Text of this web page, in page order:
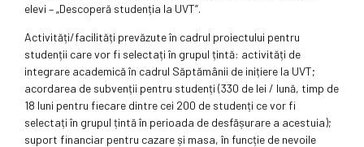
elevi – „Descoperă studenția la UVT”.
Activități/facilități prevăzute în cadrul proiectului pentru
studenții care vor fi selectați în grupul țintă: activități de
integrare academică în cadrul Săptămânii de inițiere la UVT;
acordarea de subvenții pentru studenți (330 de lei / lună, timp de
18 luni pentru fiecare dintre cei 200 de studenți ce vor fi
selectați în grupul țintă în perioada de desfășurare a acestuia);
suport financiar pentru cazare și masa, în funcție de nevoile